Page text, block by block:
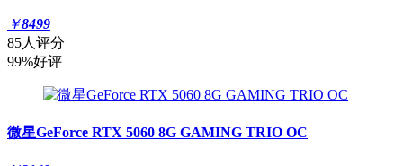
￥8499
85人评分
99%好评
微星GeForce RTX 5060 8G GAMING TRIO OC